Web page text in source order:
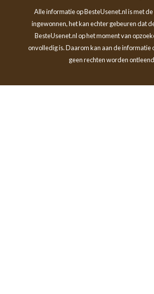
Alle informatie op BesteUsenet.nl is met
ingewonnen, het kan echter gebeuren dat
BesteUsenet.nl op het moment van
onvolledig is. Daarom kan aan de informatie
geen rechten worden